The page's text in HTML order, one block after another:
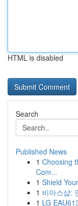
HTML is disabled
Search
Published News
1 Choosing
Com...
1 Shield
1 비아스샵:
1 LG